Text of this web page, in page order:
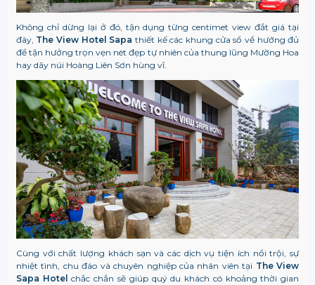
Không chỉ dừng lại ở đó, tận dụng từng centimet view đắt giá tại
đây, The View Hotel Sapathiết kế các khung cửa sổ về hướng đủ
để tận hưởng trọn vẹn nét đẹp tự nhiên của thung lũng Mường Hoa
hay dãy núi Hoàng Liên Sơn hùng vĩ.
Cùng với chất lượng khách sạn và các dịch vụ tiện ích nổi trội, sự
nhiệt tình, chu đáo và chuyên nghiệp của nhân viên tại The View
Sapa Hotelchắc chắn sẽ giúp quý du khách có khoảng thời gian